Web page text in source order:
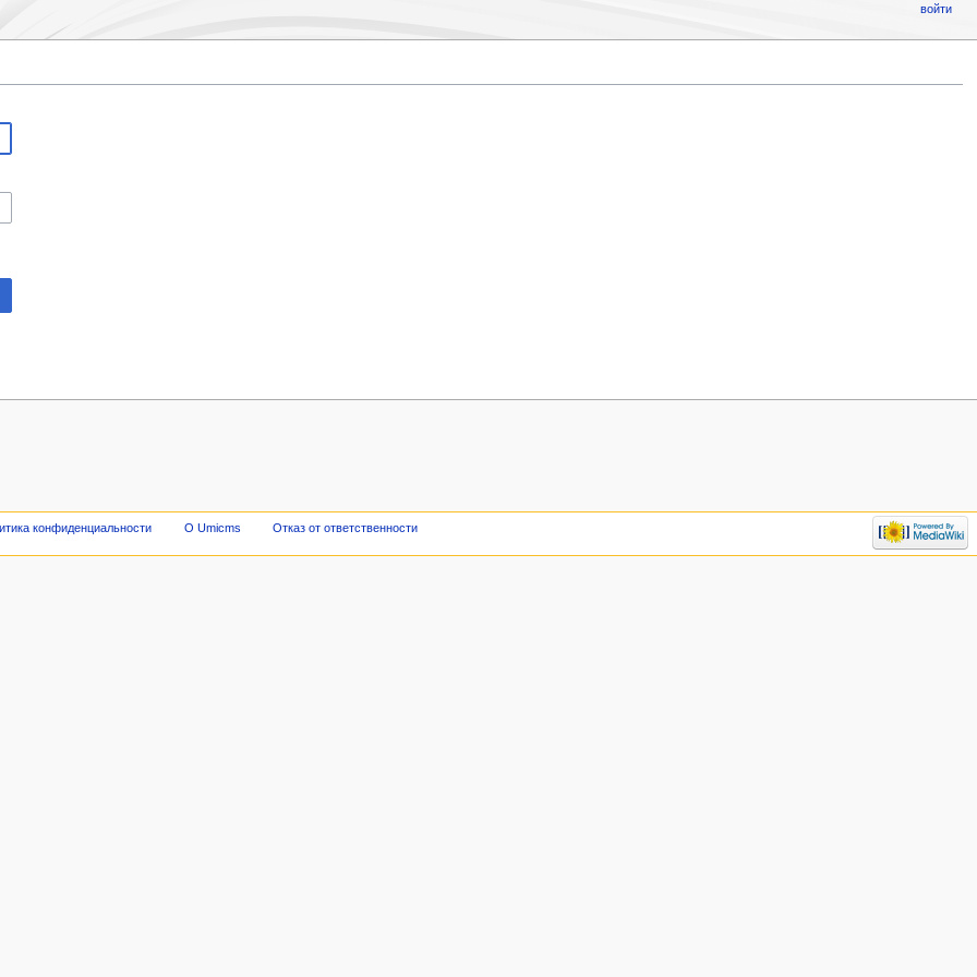
войти
конфиденциальности О Umicms Отказ от ответственности